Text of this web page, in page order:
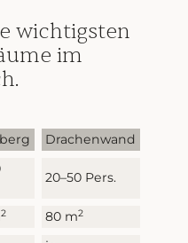
wichtigsten
im
Drachenwand
20–50 Pers.
2 80 m2